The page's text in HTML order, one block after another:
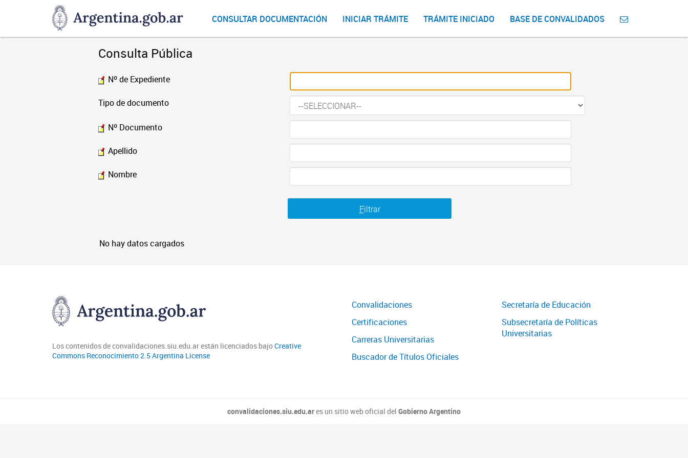
DNGU
Dirección
Nacional
CONSULTAR DOCUMENTACIÓN INICIAR TRÁMITE TRÁMITE INICIADO BASE DE CONVALIDADOS
Consulta Pública
Nº de Expediente
Tipo de documento
Nº Documento
Apellido
Nombre
Filtrar
No hay datos cargados
Los contenidos de convalidaciones.siu.edu.ar están licenciados bajoCreative
Commons Reconocimiento 2.5 Argentina License
Convalidaciones
Certificaciones
Carreras Universitarias
Buscador de Títulos Oficiales
Secretaría de Educación
Subsecretaría de Políticas
Universitarias
convalidaciones.siu.edu.ares un sitio web oficial del Gobierno Argentino